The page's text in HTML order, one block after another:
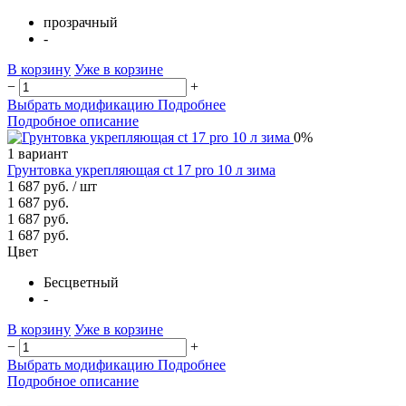
прозрачный
-
В корзину Уже в корзине
−
+
Выбрать модификацию Подробнее
Подробное описание
0%
1 вариант
Грунтовка укрепляющая ct 17 pro 10 л зима
1 687 руб. / шт
1 687 руб.
1 687 руб.
1 687 руб.
Цвет
Бесцветный
-
В корзину Уже в корзине
−
+
Выбрать модификацию Подробнее
Подробное описание